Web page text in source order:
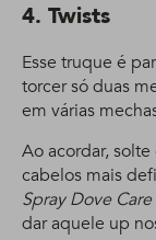
4. Twists
Esse truque é
torcer só duas
em várias
Ao acordar,
cabelos mais
Spray Dove
dar aquele up